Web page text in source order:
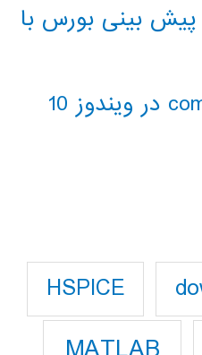
بینی بورس با
HSPICE